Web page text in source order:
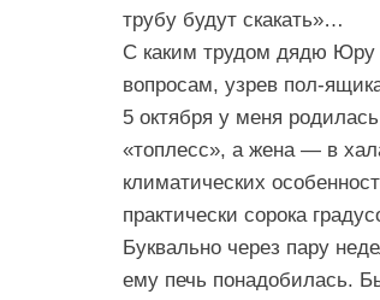
трубу будут скакать»…
С каким трудом дядю Юру
вопросам, узрев пол-
5 октября у меня
«топлесс», а жена — в
климатических
практически сорока
Буквально через пару
ему печь понадобилась.